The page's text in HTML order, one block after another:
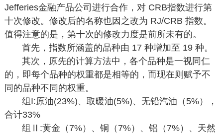
Jefferies金融产品公司进行合作，对 CRB指数进行第
十次修改。修改后的名称也因之改为 RJ/CRB 指数。
值得注意的是，第十次的修改力度是前所未有的。
首先，指数所涵盖的品种由 17 种增加至 19 种。
其次，原先的计算方法中，各个品种是一视同仁
的，即每个品种的权重都是相等的，而现在则赋予不
同的品种不同的权重。
组I:原油(23%)、取暖油(5%)、无铅汽油（5%），
合计33%
组Ⅱ:黄金（7%）、铜（7%）、铝（7%）、天然